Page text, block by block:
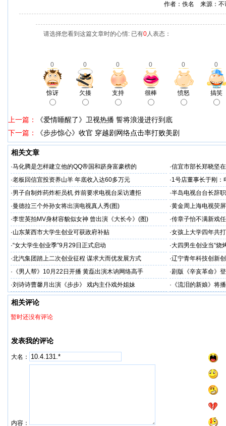
作者：佚名 来源：
请选择您看到这篇文章时的心情: 已有0人表态：
0 0 0 0 0 0
惊讶 欠揍 支持 很棒 愤怒 搞笑
上一篇：
《爱情睡醒了》卫视热播 誓将浪漫进行到底
下一篇：
《步步惊心》收官 穿越剧网络点击率打败美剧
相关文章
·马化腾是怎样建立他的QQ帝国和跻身富豪榜的 ·信宜市部长郑晓坚
·老板回信宜投资养山羊 年底收入达60多万元 ·1号店董事长于刚：
·男子自制炸药炸柜员机 炸前要求电视台采访遭拒 ·半岛电视台台长辞
·曼德拉三个外孙女将出演电视真人秀(图) ·黄金周上海电视荧屏
·李世英拍MV身材容貌似女神 曾出演《大长今》(图) ·传章子怡不满新戏
·山东莱西市大学生创业可获政府补贴 ·女孩上大学四年共
·“女大学生创业季”9月29日正式启动 ·大四男生创业当“烧
·北汽集团踏上二次创业征程 谋求大而优发展方式 ·辽宁青年科技创新
· 《男人帮》10月22日开播 黄磊出演木讷网络高手 ·剧版《辛亥革命》
·刘诗诗曹馨月出演《步步》 戏内主仆戏外姐妹 · 《流泪的新娘》将
相关评论
暂时还没有评论
发表我的评论
大名：
内容：